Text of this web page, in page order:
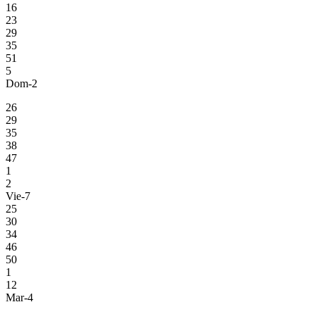
16
23
29
35
51
5
Dom-2
26
29
35
38
47
1
2
Vie-7
25
30
34
46
50
1
12
Mar-4